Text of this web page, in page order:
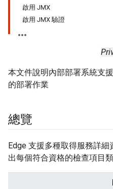
啟用 JMX
啟用 JMX 驗證
本文件說明內部部署系統支
的部署作業
總覽
Edge 支援多種取得服務詳
出每個符合資格的檢查項目